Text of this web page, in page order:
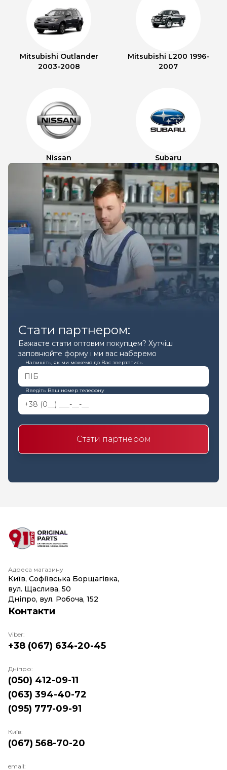
Mitsubishi Outlander
2003-2008
Mitsubishi L200 1996-
2007
Nissan Subaru
Стати партнером:
Бажаєте стати оптовим покупцем? Хутчіш
заповнюйте форму і ми вас наберемо
Напишіть, як ми можемо до Вас звертатись
Введіть Ваш номер телефону
Стати партнером
Адреса магазину
Київ, Софіївська Борщагівка,
вул. Щаслива, 50
Дніпро, вул. Робоча, 152
Контакти
Viber:
+38 (067) 634-20-45
Дніпро:
(050) 412-09-11
(063) 394-40-72
(095) 777-09-91
Київ:
(067) 568-70-20
email: